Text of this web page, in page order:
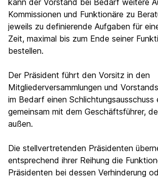
kann der Vorstand bei Bedarf weitere
Kommissionen und Funktionäre zu
jeweils zu definierende Aufgaben für
Zeit, maximal bis zum Ende seiner
bestellen.
Der Präsident führt den Vorsitz in den
Mitgliederversammlungen und
im Bedarf einen
gemeinsam mit dem Geschäftsführer,
außen.
Die stellvertretenden Präsidenten
entsprechend ihrer Reihung die
Präsidenten bei dessen Verhinderung